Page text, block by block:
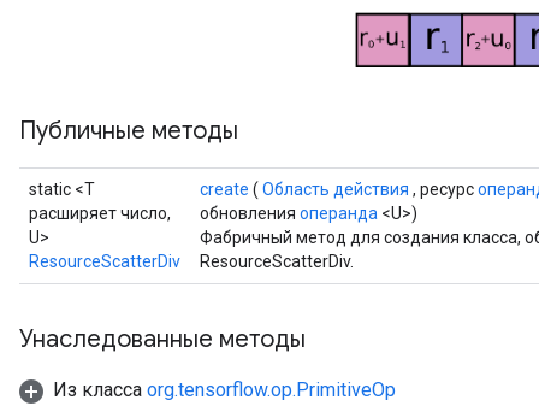
Публичные методы
static <T
расширяет число,
U>
ResourceScatterDiv
create ( Область действия , ресурс
обновления операнда <U>)
Фабричный метод для создания класса,
ResourceScatterDiv.
Унаследованные методы
Из класса org.tensorflow.op.PrimitiveOp